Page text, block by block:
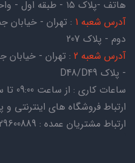
هاتف -پلاک ۱۵ - طبقه اول - واحد ۱
آدرس شعبه 1
: تهران - خیابان
دوم - پلاک 207
آدرس شعبه 2
: تهران - خیابان
- پلاک D48/D49
ساعات کاری : از ساعت 09:00 تا ساعت 18:00
ارتباط فروشگاه های اینترنتی و
ارتباط مشتریان عمده : 09029600889